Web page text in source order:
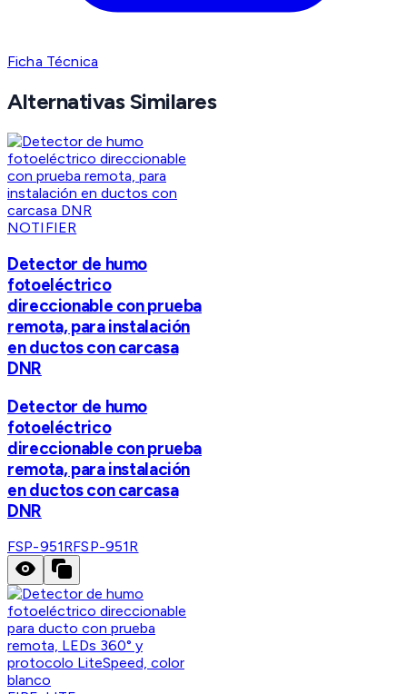
Ficha Técnica
Alternativas Similares
NOTIFIER
Detector de humo
fotoeléctrico
direccionable con prueba
remota, para instalación
en ductos con carcasa
DNR
Detector de humo
fotoeléctrico
direccionable con prueba
remota, para instalación
en ductos con carcasa
DNR
FSP-951RFSP-951R